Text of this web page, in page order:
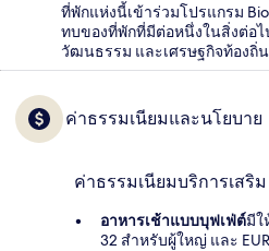
ที่พักแห่งนี้เข้าร่วมโปรแกรม
ทบของที่พักที่มีต่อหนึ่งในสิ่งต่อ
วัฒนธรรม และเศรษฐกิจท้องถิ่น
ค่าธรรมเนียมและนโยบาย
ค่าธรรมเนียมบริการเสริม
อาหารเช้าแบบบุฟเฟ่ต์มีใ
32 สำหรับผู้ใหญ่ และ